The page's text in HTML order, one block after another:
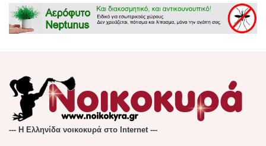
--- Η Ελληνίδα νοικοκυρά στο Internet ---